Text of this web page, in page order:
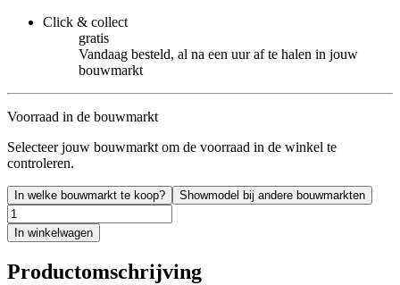
Click & collect
gratis
Vandaag besteld, al na een uur af te halen in jouw
bouwmarkt
Voorraad in de bouwmarkt
Selecteer jouw bouwmarkt om de voorraad in de winkel te
controleren.
In welke bouwmarkt te koop? Showmodel bij andere bouwmarkten
In winkelwagen
Productomschrijving